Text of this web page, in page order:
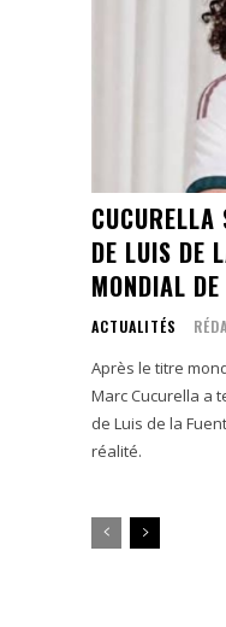
CUCURELLA
DE LUIS DE
MONDIAL DE
ACTUALITÉS
Après le titre
Marc Cucurella a
de Luis de la
réalité.